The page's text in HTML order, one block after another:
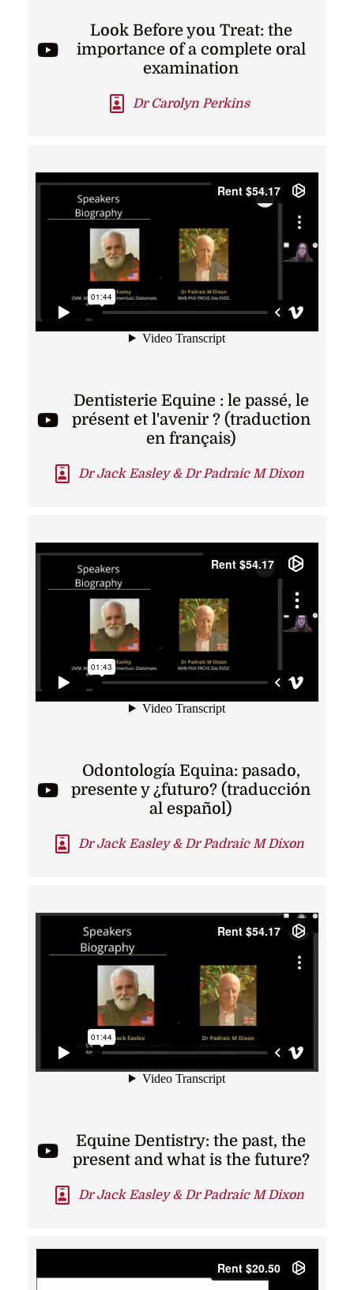
Look Before you Treat: the
importance of a complete oral
examination
Dr Carolyn Perkins
Dentisterie Equine : le passé, le
présent et l'avenir ? (traduction
en français)
Dr Jack Easley & Dr Padraic M Dixon
Odontología Equina: pasado,
presente y ¿futuro? (traducción
al español)
Dr Jack Easley & Dr Padraic M Dixon
Equine Dentistry: the past, the
present and what is the future?
Dr Jack Easley & Dr Padraic M Dixon